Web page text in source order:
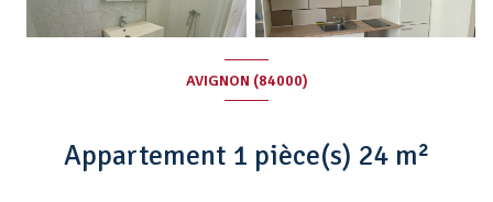
AVIGNON (84000)
Appartement 1 pièce(s) 24 m²